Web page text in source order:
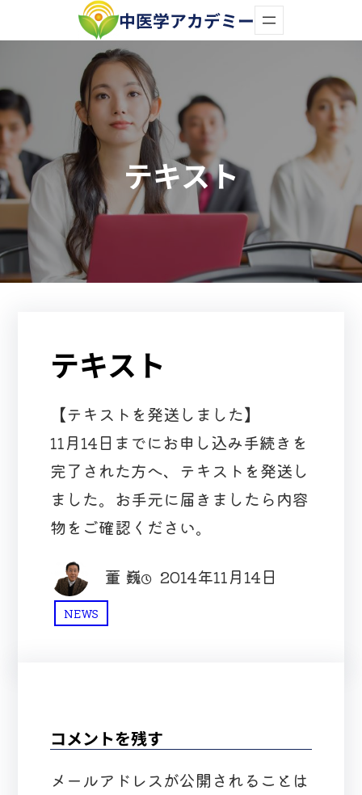
容
ス
キ
ッ
プ
中医学アカデミー
テキスト
テキスト
【テキストを発送しました】
11月14日までにお申し込み手続きを
完了された方へ、テキストを発送し
ました。お手元に届きましたら内容
物をご確認ください。
董 巍 2014年11月14日
NEWS
コメントを残す
メールアドレスが公開されることは